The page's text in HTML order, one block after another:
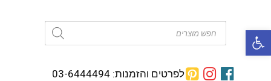
פתח סרגל נגישות
לפרטים והזמנות: 03-6444494